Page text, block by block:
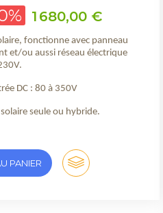
Prix
1 680,00 €
fonctionne avec panneau
et/ou aussi réseau électrique
DC : 80 à 350V
seule ou hybride.
PANIER